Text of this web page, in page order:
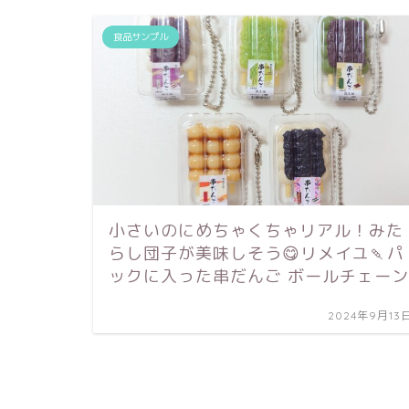
食品サンプル
小さいのにめちゃくちゃリアル！みた
らし団子が美味しそう😋リメイユ🍡パ
ックに入った串だんご ボールチェーン
2024年9月13